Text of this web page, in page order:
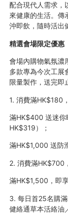
配合現代人需求，
來健康的生活。傳
沖即飲，隨時活出
精選會場限定優惠
會場內購物氣氛濃
多款專為今次工展
限量製作，送完即
1. 消費滿HK$180
滿HK$400 送迷你
HK$319）；
滿HK$1,000 送防
2. 消費滿HK$700
滿HK$1,500，即
3. 每日首25名購
健絡通草本活絡油